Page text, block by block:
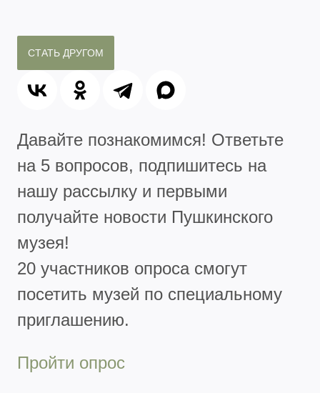
СТАТЬ ДРУГОМ
Давайте познакомимся! Ответьте
на 5 вопросов, подпишитесь на
нашу рассылку и первыми
получайте новости Пушкинского
музея!
20 участников опроса смогут
посетить музей по специальному
приглашению.
Пройти опрос